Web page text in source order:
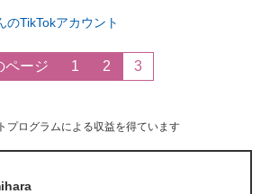
のTikTokアカウント
ページ 1 2 3
ログラムによる収益を得ています